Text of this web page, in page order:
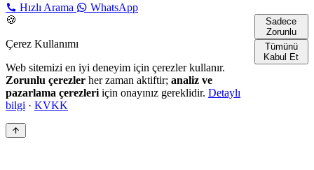
Hızlı Arama
WhatsApp
🍪
Çerez Kullanımı
Web sitemizi en iyi deneyim için çerezler kullanır.
Zorunlu çerezler her zaman aktiftir; analiz ve
pazarlama çerezleri için onayınız gereklidir. Detaylı
bilgi · KVKK
Sadece
Zorunlu
Tümünü
Kabul Et